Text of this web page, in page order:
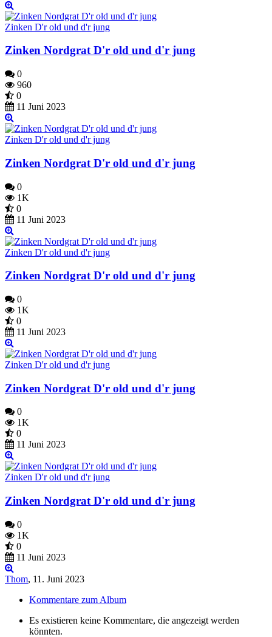
Zinken D'r old und d'r jung
Zinken Nordgrat D'r old und d'r jung
0
960
0
11 Juni 2023
Zinken D'r old und d'r jung
Zinken Nordgrat D'r old und d'r jung
0
1K
0
11 Juni 2023
Zinken D'r old und d'r jung
Zinken Nordgrat D'r old und d'r jung
0
1K
0
11 Juni 2023
Zinken D'r old und d'r jung
Zinken Nordgrat D'r old und d'r jung
0
1K
0
11 Juni 2023
Zinken D'r old und d'r jung
Zinken Nordgrat D'r old und d'r jung
0
1K
0
11 Juni 2023
Thom, 11. Juni 2023
Kommentare zum Album
Es existieren keine Kommentare, die angezeigt werden
könnten.